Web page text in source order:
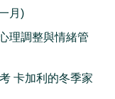
月)
理調整與情緒管
卡加利的冬季家